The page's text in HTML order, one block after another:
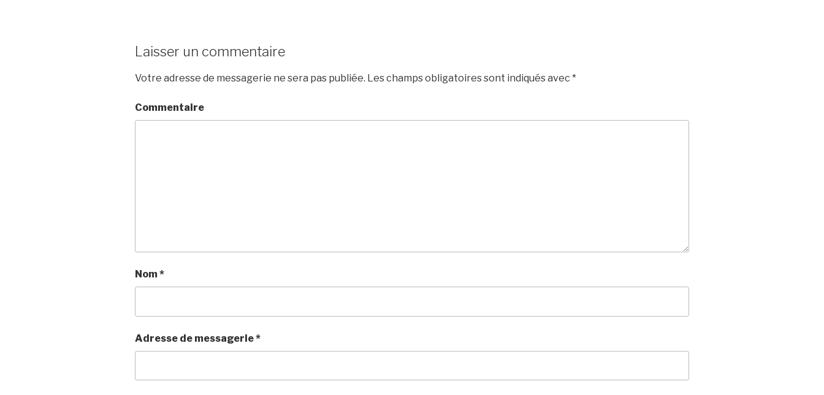
Laisser un commentaire
Votre adresse de messagerie ne sera pas publiée. Les champs obligatoires sont indiqués avec *
Commentaire
Nom*
Adresse de messagerie*